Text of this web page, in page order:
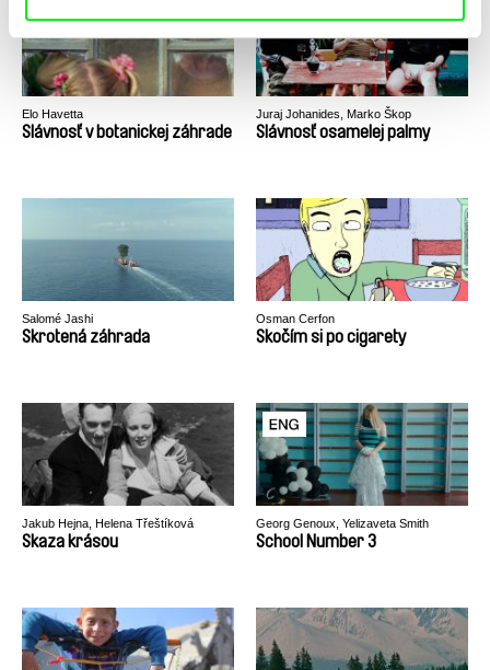
Elo Havetta
Slávnosť v botanickej záhrade
Juraj Johanides, Marko Škop
Slávnosť osamelej palmy
Salomé Jashi
Skrotená záhrada
Osman Cerfon
Skočím si po cigarety
Jakub Hejna, Helena Třeštíková
Skaza krásou
Georg Genoux, Yelizaveta Smith
School Number 3